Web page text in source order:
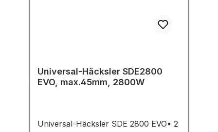
Universal-Häcksler SDE2800
EVO, max.45mm, 2800W
Universal-Häcksler SDE 2800 EVO• 2